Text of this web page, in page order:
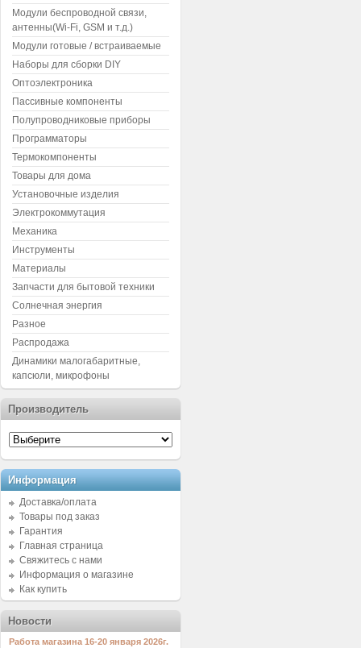
Модули беспроводной связи,
антенны(Wi-Fi, GSM и т.д.)
Модули готовые / встраиваемые
Наборы для сборки DIY
Оптоэлектроника
Пассивные компоненты
Полупроводниковые приборы
Программаторы
Термокомпоненты
Товары для дома
Установочные изделия
Электрокоммутация
Механика
Инструменты
Материалы
Запчасти для бытовой техники
Солнечная энергия
Разное
Распродажа
Динамики малогабаритные,
капсюли, микрофоны
Производитель
Информация
Доставка/оплата
Товары под заказ
Гарантия
Главная страница
Свяжитесь с нами
Информация о магазине
Как купить
Новости
Работа магазина 16-20 января 2026г.